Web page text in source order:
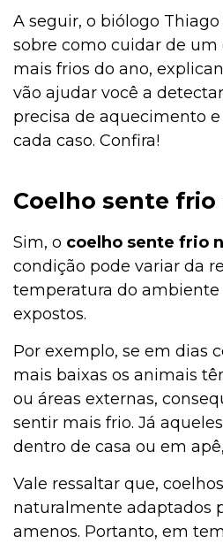
A seguir, o biólogo
sobre como cuidar de um
mais frios do ano,
vão ajudar você a
precisa de aquecimento
cada caso. Confira!
Coelho sente frio
Sim, o coelho sente frio
condição pode variar da
temperatura do ambiente
expostos.
Por exemplo, se em dias
mais baixas os animais
ou áreas externas,
sentir mais frio. Já
dentro de casa ou em
Vale ressaltar que,
naturalmente adaptados
amenos. Portanto, em